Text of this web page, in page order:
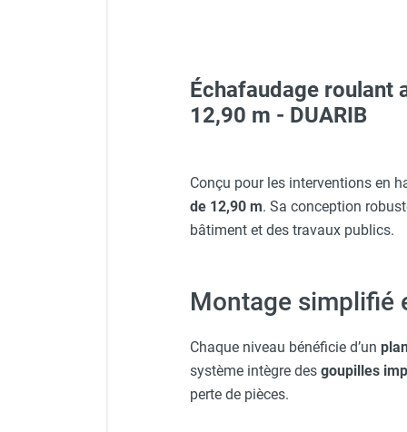
Veste de chantier PE10J -
Veste de chantier PE10J -
Veste de chantier PE10J -
Échafaudage roulant
12,90 m - DUARIB
Conçu pour les interventions en
de 12,90 m. Sa conception
bâtiment et des travaux publics.
Montage simplifié
Chaque niveau bénéficie d’un
système intègre des goupilles
perte de pièces.